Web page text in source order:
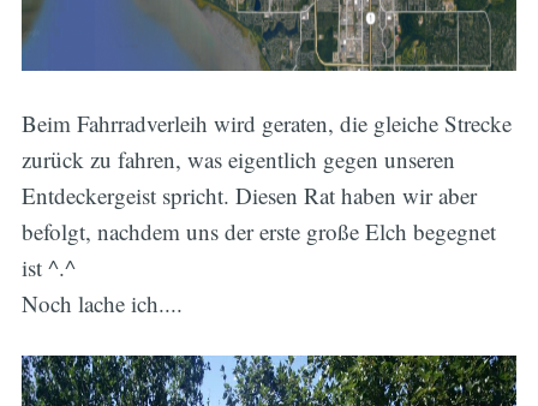
Beim Fahrradverleih wird geraten, die gleiche Strecke
zurück zu fahren, was eigentlich gegen unseren
Entdeckergeist spricht. Diesen Rat haben wir aber
befolgt, nachdem uns der erste große Elch begegnet
ist ^.^
Noch lache ich....